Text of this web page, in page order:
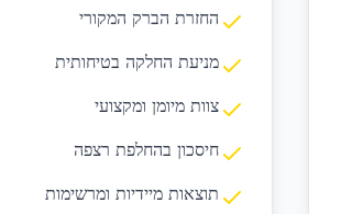
החזרת הברק המקורי
מניעת החלקה בטיחותית
צוות מיומן ומקצועי
חיסכון בהחלפת רצפה
תוצאות מיידיות ומרשימות